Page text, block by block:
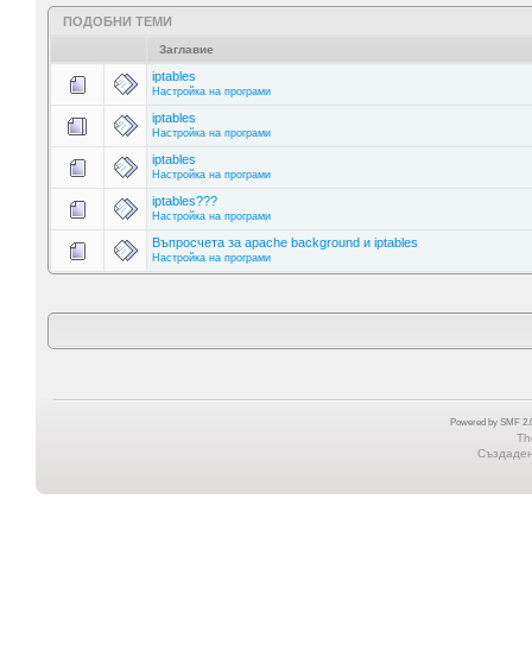
ПОДОБНИ ТЕМИ
Заглавие
iptables
Настройка на програми
iptables
Настройка на програми
iptables
Настройка на програми
iptables???
Настройка на програми
Въпросчета за apache background и iptables
Настройка на програми
Powered by SMF